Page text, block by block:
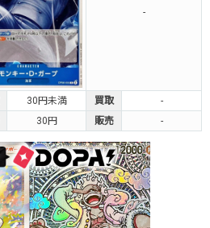
-
30円未満 買取
-
30円 販売 -